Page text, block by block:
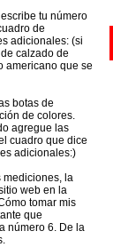
tu número
de
adicionales: (si
calzado de
americano que se
botas de
de colores.
agregue las
cuadro que dice
adicionales:)
mediciones, la
web en la
tomar mis
que
número 6. De la